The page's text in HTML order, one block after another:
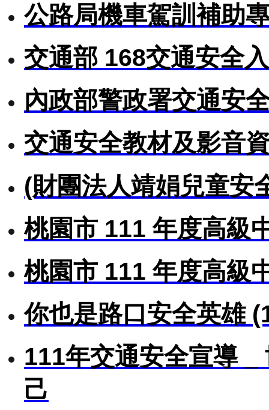
公路局機車駕訓補助
交通部 168交通安全
內政部警政署交通安
交通安全教材及影音
(財團法人靖娟兒童安
桃園市 111 年度高級
桃園市 111 年度高級
你也是路口安全英雄
111年交通安全宣導
己